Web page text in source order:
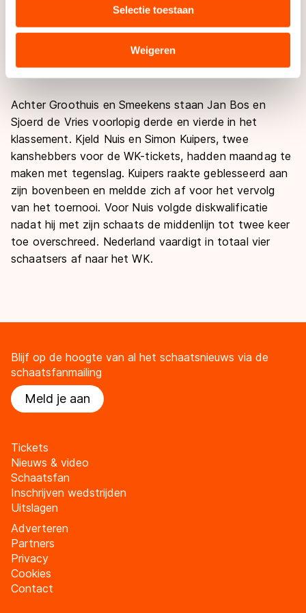
combineren met andere gegevens die u aan hen heeft
verstrekt of die zij hebben verzameld via hun services.
Sommige partners kunnen gegevens doorgeven aan
landen buiten de EU, zoals de VS, waar mogelijk geen
adequaat beschermingsniveau geldt volgens de GDPR.
Selectie toestaan
Weigeren
dat hij toernooien wint. "Ik heb van het verleden
gewoon bezig met schaatsen. Je kunt je wel blind
frustreren op niet-behaalde resultaten, maar daar heb
je weinig aan.''
Achter Groothuis en Smeekens staan Jan Bos en
Sjoerd de Vries voorlopig derde en vierde in het
klassement. Kjeld Nuis en Simon Kuipers, twee
kanshebbers voor de WK-tickets, hadden maandag te
maken met tegenslag. Kuipers raakte geblesseerd aan
zijn bovenbeen en meldde zich af voor het vervolg
van het toernooi. Voor Nuis volgde diskwalificatie
nadat hij met zijn schaats de middenlijn tot twee keer
toe overschreed. Nederland vaardigt in totaal vier
schaatsers af naar het WK.
Blijf op de hoogte van al het schaatsnieuws via de
schaatsfanmailing
Meld je aan
Tickets
Nieuws & video
Schaatsfan
Inschrijven wedstrijden
Uitslagen
Adverteren
Partners
Privacy
Cookies
Contact